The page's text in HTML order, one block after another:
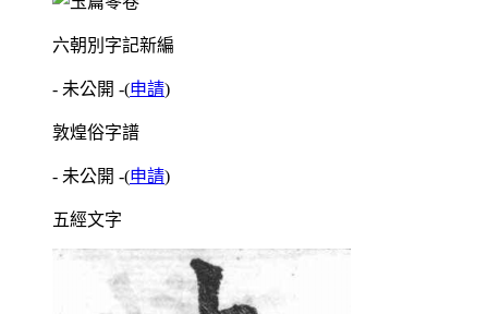
六朝別字記新編
- 未公開 -(申請)
敦煌俗字譜
- 未公開 -(申請)
五經文字